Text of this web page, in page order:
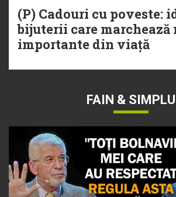
(P) Cadouri cu poveste:
bijuterii care marchează
importante din viață
FAIN & SIMPLU